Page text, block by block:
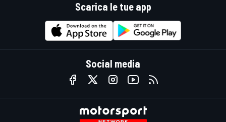
Scarica le tue app
Social media